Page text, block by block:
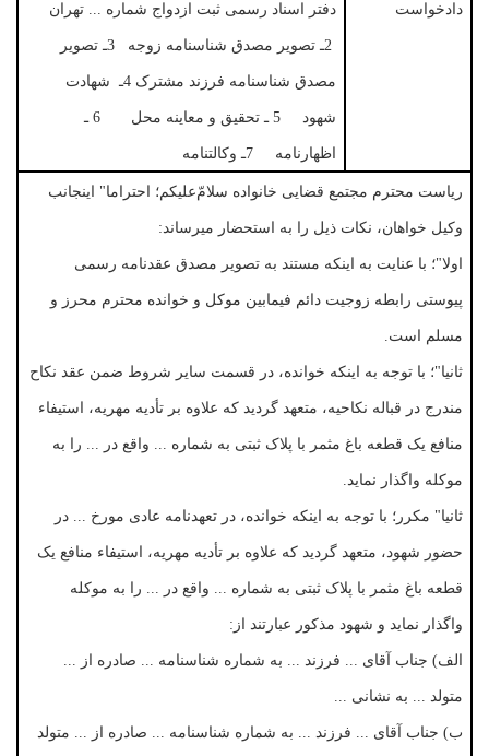
دادخواست دفتر اسناد رسمی ثبت ازدواج شماره ... تهران
2ـ تصویر مصدق شناسنامه زوجه 3ـ تصویر
مصدق شناسنامه فرزند مشترک 4ـ شهادت
شهود 5 ـ تحقیق و معاینه محل 6 ـ
اظهارنامه 7ـ وکالتنامه
ریاست محترم مجتمع قضایی خانواده سلامّ‌علیکم؛ احتراما" اینجانب
وکیل خواهان، نکات ذیل را به استحضار میرساند:
اولا"؛ با عنایت به اینکه مستند به تصویر مصدق عقدنامه رسمی
پیوستی رابطه زوجیت دائم فیمابین موکل و خوانده محترم محرز و
مسلم است.
ثانیا"؛ با توجه به اینکه خوانده، در قسمت سایر شروط ضمن عقد نکاح
مندرج در قباله نکاحیه، متعهد گردید که علاوه بر تأدیه مهریه، استیفاء
منافع یک قطعه باغ مثمر با پلاک ثبتی به شماره ... واقع در ... را به
موکله واگذار نماید.
ثانیا" مکرر؛ با توجه به اینکه خوانده، در تعهدنامه عادی مورخ ... در
حضور شهود، متعهد گردید که علاوه بر تأدیه مهریه، استیفاء منافع یک
قطعه باغ مثمر با پلاک ثبتی به شماره ... واقع در ... را به موکله
واگذار نماید و شهود مذکور عبارتند از:
الف) جناب آقای ... فرزند ... به شماره شناسنامه ... صادره از ...
متولد ... به نشانی ...
ب) جناب آقای ... فرزند ... به شماره شناسنامه ... صادره از ... متولد